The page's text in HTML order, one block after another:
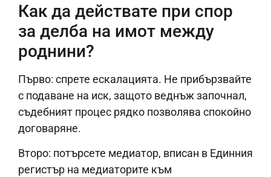
Как да действате при спор
за делба на имот между
роднини?
Първо: спрете ескалацията. Не прибързвайте
с подаване на иск, защото веднъж започнал,
съдебният процес рядко позволява спокойно
договаряне.
Второ: потърсете медиатор, вписан в Единния
регистър на медиаторите към